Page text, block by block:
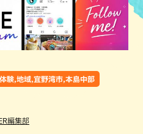
験,地域,宜野湾市,本島中部
編集部